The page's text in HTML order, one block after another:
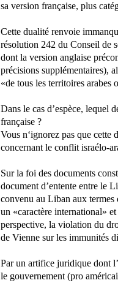
sa version française, plus
Cette dualité renvoie
résolution 242 du Conseil de
dont la version anglaise
précisions supplémentaires),
«de tous les territoires arabes
Dans le cas d’espèce, lequel
française ?
Vous n‘ignorez pas que cette
concernant le conflit israélo-
Sur la foi des documents
document d’entente entre le
convenu au Liban aux
un «caractère international»
perspective, la violation du
de Vienne sur les immunités
Par un artifice juridique dont
le gouvernement (pro